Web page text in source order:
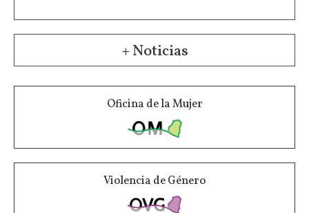
+ Noticias
Oficina de la Mujer
Violencia de Género